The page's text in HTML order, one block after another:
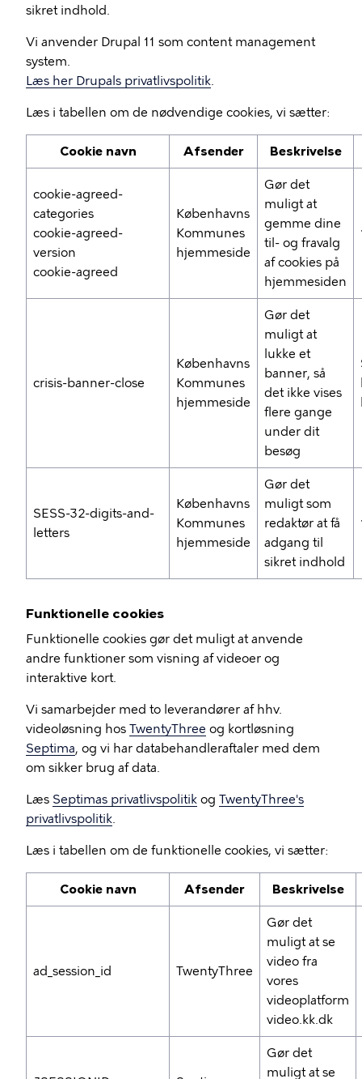
sikret indhold.
Vi anvender Drupal 11 som content management
system.
Læs her Drupals privatlivspolitik.
Læs i tabellen om de nødvendige cookies, vi sætter:
Cookie navn Afsender Beskrivelse
cookie-agreed-
categories
cookie-agreed-
version
cookie-agreed
Københavns
Kommunes
hjemmeside
Gør det
muligt at
gemme dine
til- og fravalg
af cookies på
hjemmesiden
crisis-banner-close
Københavns
Kommunes
hjemmeside
Gør det
muligt at
lukke et
banner, så
det ikke vises
flere gange
under dit
besøg
SESS-32-digits-and-
letters
Københavns
Kommunes
hjemmeside
Gør det
muligt som
redaktør at få
adgang til
sikret indhold
Funktionelle cookies
Funktionelle cookies gør det muligt at anvende
andre funktioner som visning af videoer og
interaktive kort.
Vi samarbejder med to leverandører af hhv.
videoløsning hos TwentyThree og kortløsning
Septima, og vi har databehandleraftaler med dem
om sikker brug af data.
Læs Septimas privatlivspolitik og TwentyThree's
privatlivspolitik.
Læs i tabellen om de funktionelle cookies, vi sætter:
Cookie navn Afsender Beskrivelse
ad_session_id TwentyThree
Gør det
muligt at se
video fra
vores
videoplatform
video.kk.dk
Gør det
muligt at se